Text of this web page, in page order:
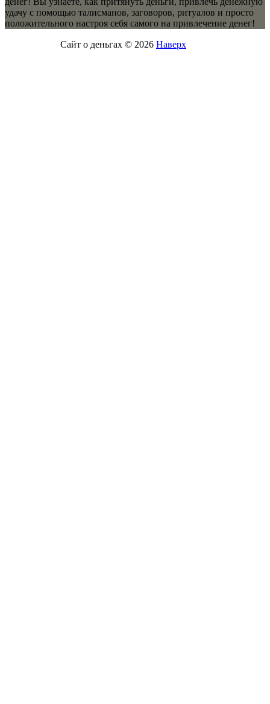
удачу с помощью талисманов, заговоров, ритуалов и просто
положительного настроя себя самого на привлечение денег!
Сайт о деньгах © 2026 Наверх